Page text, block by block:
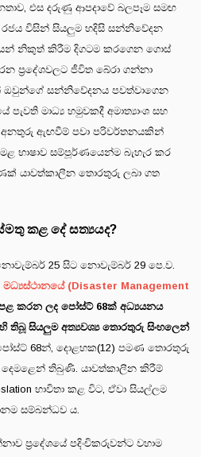
එස දරුණු ආපදාවේ බලපෑම සමඟ
රජය විසින් සියලුම හදිසි සන්නිවේදන
නිකුත් කිරීම දිගටම කරගෙන ගොස්
ප්‍රදේශවලට ජීවිත බේරා ගන්නා
ඔවුන්ගේ සන්නිවේදනය පවත්වාගෙන
මාධ්‍ය හමුවකදී අමාත්‍යාංශ සහ
අනතුරු ඇඟවීම් පවා පරිවර්තනයකින්
භාෂාව සම්පූර්ණයෙන්ම බැහැර කර
යාවත්කාලීන තොරතුරු ලබා ගත
කළ දේ සත්‍යයද?
25 සිට නොවැම්බර් 29 පෙ.ව.
(Disaster Management
කරන ලද පෝස්ට් 68ක් අධ්‍යයනය
තිබූ සියලුම අත්‍යවශ්‍ය තොරතුරු සිංහලෙන්
68න්, දොළහක(12) පමණ තොරතුරු
දෙමළෙන් තිබුණි. යාවත්කාලීන කිරීම්
භාවිතා කළ විට, ඒවා සියල්ලම
සම්බන්ධව ය.
ප්‍රදේශයේ පදිංචිකරුවන්ට වහාම